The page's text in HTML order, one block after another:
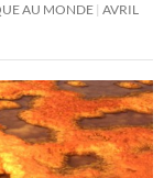
AU MONDE AVRIL